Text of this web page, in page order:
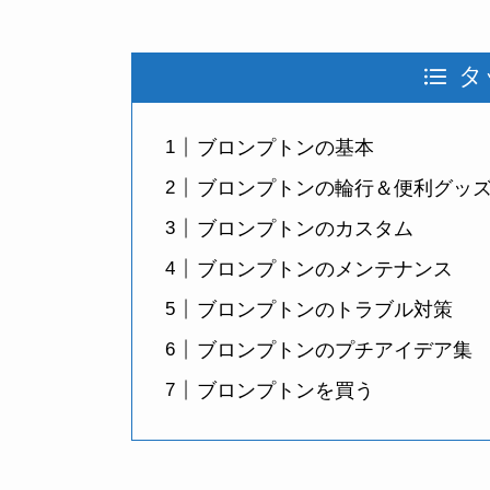
ブロンプトンの基本
ブロンプトンの輪行＆便利グッ
ブロンプトンのカスタム
ブロンプトンのメンテナンス
ブロンプトンのトラブル対策
ブロンプトンのプチアイデア集
ブロンプトンを買う